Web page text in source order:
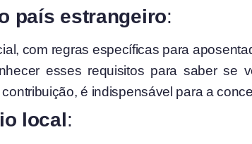
país estrangeiro:
com regras específicas para
esses requisitos para saber se
é indispensável para a
local: